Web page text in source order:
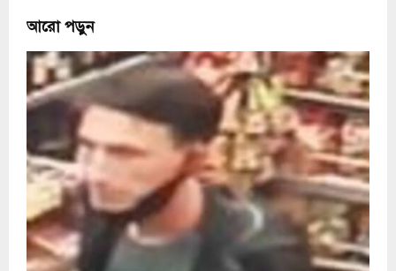
আরো পড়ুন